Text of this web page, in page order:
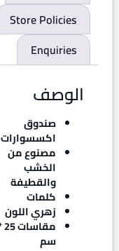
Store Policies
Enquiries
الوصف
صندوق
اكسسوارات
مصنوع من
الخشب
والقطيفة
كلمات
زهري اللون
سم